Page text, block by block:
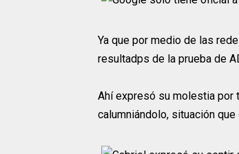
Ya que por medio de las
resultadps de la prueba de
Ahí expresó su molestia por
calumniándolo, situación